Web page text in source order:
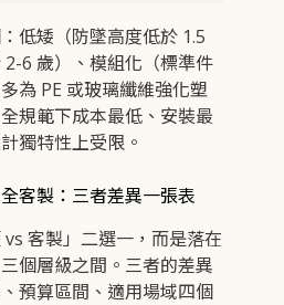
低矮（防墜高度低於 1.5
6 歲）、模組化（標準件
為 PE 或玻璃纖維強化塑
規範下成本最低、安裝最
獨特性上受限。
客製：三者差異一張表
客製」二選一，而是落在
個層級之間。三者的差異
預算區間、適用場域四個